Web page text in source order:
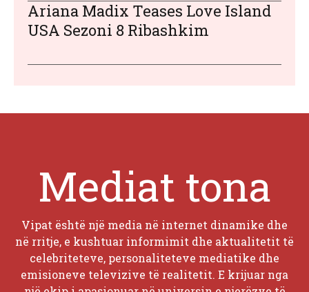
Ariana Madix Teases Love Island
USA Sezoni 8 Ribashkim
Mediat tona
Vipat është një media në internet dinamike dhe
në rritje, e kushtuar informimit dhe aktualitetit të
celebriteteve, personaliteteve mediatike dhe
emisioneve televizive të realitetit. E krijuar nga